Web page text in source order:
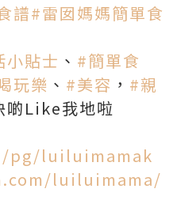
譜#雷囡媽媽簡單食
小貼士 、 #簡單食
玩樂 、 #美容 ， #親
啲Like我地啦
pg/luiluimamak
luiluimama/